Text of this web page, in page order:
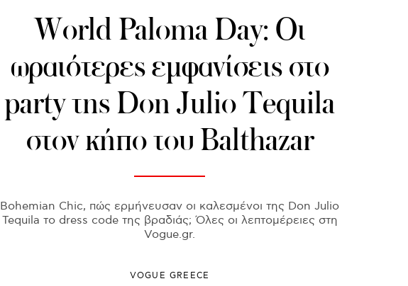
World Paloma Day: Οι
ωραιότερες εμφανίσεις στο
party της Don Julio Tequila
στον κήπο του Balthazar
Bohemian Chic, πώς ερμήνευσαν οι καλεσμένοι της Don Julio
Tequila το dress code της βραδιάς; Όλες οι λεπτομέρειες στη
Vogue.gr.
VOGUE GREECE